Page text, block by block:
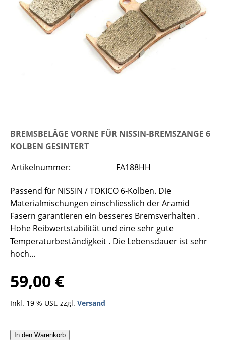
BREMSBELÄGE VORNE FÜR NISSIN-BREMSZANGE 6
KOLBEN GESINTERT
Artikelnummer:
FA188HH
Passend für NISSIN / TOKICO 6-Kolben. Die
Materialmischungen einschliesslich der Aramid
Fasern garantieren ein besseres Bremsverhalten .
Hohe Reibwertstabilität und eine sehr gute
Temperaturbeständigkeit . Die Lebensdauer ist sehr
hoch...
59,00 €
Inkl. 19 % USt. zzgl. Versand
In den Warenkorb